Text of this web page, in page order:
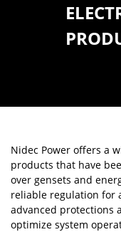
Nidec Power offers a
products that have
over gensets and
reliable regulation for
advanced protections
optimize system